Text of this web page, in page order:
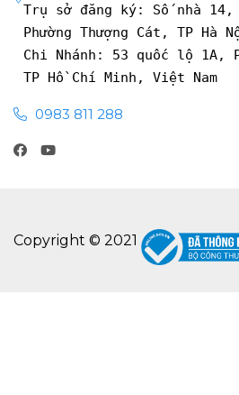
Trụ sở đăng ký: Số nhà 14,
Phường Thượng Cát, TP Hà
Chi Nhánh: 53 quốc lộ 1A,
TP Hồ Chí Minh, Việt Nam
0983 811 288
Copyright © 2021